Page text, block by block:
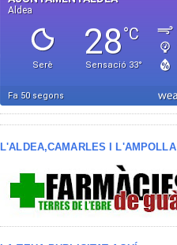
L'ALDEA,CAMARLES I L'AMPOLLA